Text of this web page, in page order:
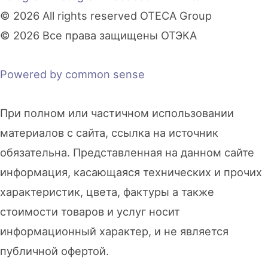
© 2026 All rights reserved OTECA Group
© 2026 Все права защищены ОТЭКА
Powered by common sense
При полном или частичном использовании
материалов с сайта, ссылка на источник
обязательна. Представленная на данном сайте
информация, касающаяся технических и прочих
характеристик, цвета, фактуры а также
стоимости товаров и услуг носит
информационный характер, и не является
публичной офертой.